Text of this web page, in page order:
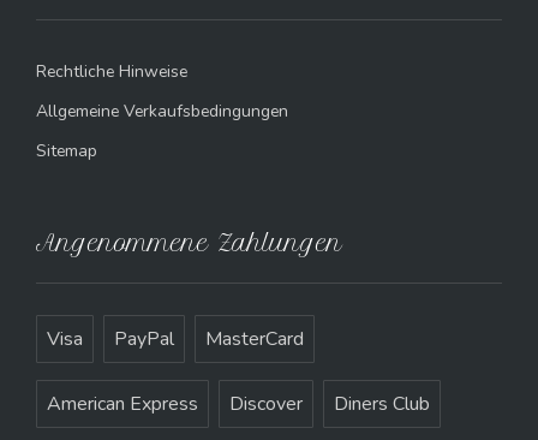
Rechtliche Hinweise
Allgemeine Verkaufsbedingungen
Sitemap
Angenommene Zahlungen
Visa PayPal MasterCard
American Express Discover Diners Club